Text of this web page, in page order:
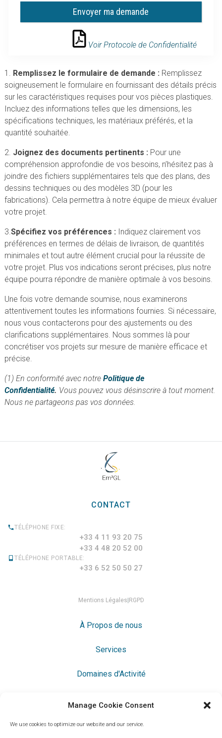
Manage Cookie Consent
We use cookies to optimize our website and our service.
Envoyer ma demande
Voir Protocole de Confidentialité
1. Remplissez le formulaire de demande : Remplissez
soigneusement le formulaire en fournissant des détails précis
sur les caractéristiques requises pour vos pièces plastiques.
Incluez des informations telles que les dimensions, les
spécifications techniques, les matériaux préférés, et la
quantité souhaitée.
2. Joignez des documents pertinents : Pour une
compréhension approfondie de vos besoins, n’hésitez pas à
joindre des fichiers supplémentaires tels que des plans, des
dessins techniques ou des modèles 3D (pour les
fabrications). Cela permettra à notre équipe de mieux évaluer
votre projet.
3.Spécifiez vos préférences : Indiquez clairement vos
préférences en termes de délais de livraison, de quantités
minimales et tout autre élément crucial pour la réussite de
votre projet. Plus vos indications seront précises, plus notre
équipe pourra répondre de manière optimale à vos besoins.
Une fois votre demande soumise, nous examinerons
attentivement toutes les informations fournies. Si nécessaire,
nous vous contacterons pour des ajustements ou des
clarifications supplémentaires. Nous sommes là pour
concrétiser vos projets sur mesure de manière efficace et
précise.
(1) En conformité avec notre Politique de
Confidentialité. Vous pouvez vous désinscrire à tout moment.
Nous ne partageons pas vos données.
CONTACT
TÉLÉPHONE FIXE:
+33 4 11 93 20 75
+33 4 48 20 52 00
TÉLÉPHONE PORTABLE:
+33 6 52 50 50 27
Mentions Légales RGPD
À Propos de nous
Services
Domaines d'Activité